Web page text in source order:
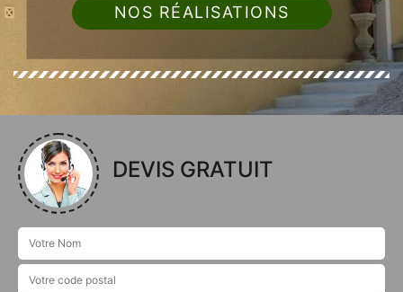
NOS RÉALISATIONS
DEVIS GRATUIT